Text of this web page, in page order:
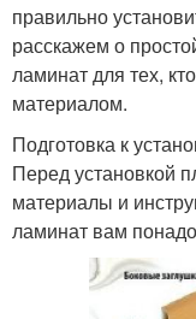
правильно
расскажем о
ламинат для тех,
материалом.
Подготовка к
Перед установкой
материалы и
ламинат вам